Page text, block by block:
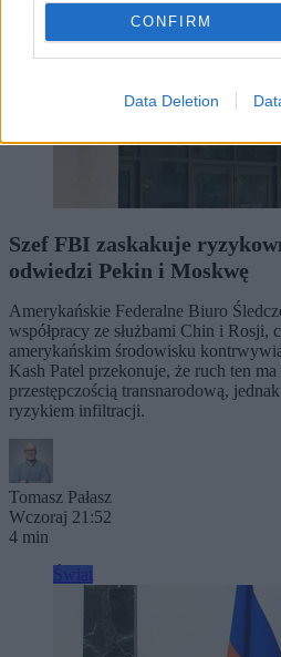
CONFIRM
Data Deletion
Szef FBI zaskakuje
odwiedzi Pekin i Moskwę
Amerykańskie Federalne Biuro
współpracy ze służbami Chin i Rosji,
amerykańskim środowisku
Kash Patel przekonuje, że ruch ten
przestępczością transnarodową,
ryzykiem infiltracji.
Tomasz Pałasz
Wczoraj 21:52
4 min